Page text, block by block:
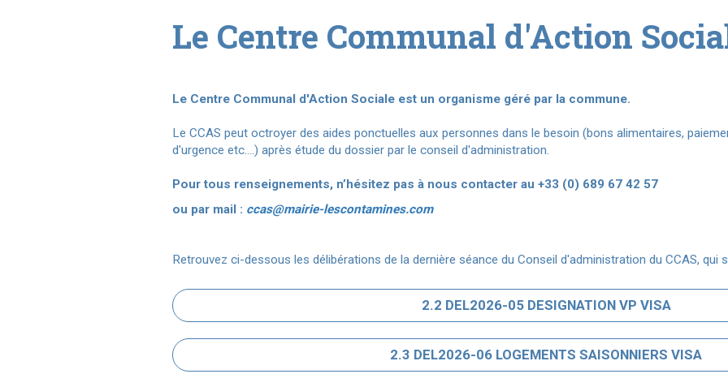
Le Centre Communal d'Action
Le Centre Communal d'Action Sociale est un organisme géré par la commune.
Le CCAS peut octroyer des aides ponctuelles aux personnes dans le besoin (bons alimentaires,
d'urgence etc.…) après étude du dossier par le conseil d'administration.
Pour tous renseignements, n’hésitez pas à nous contacter au +33 (0) 689 67 42 57
ou par mail : ccas@mairie-lescontamines.com
Retrouvez ci-dessous les délibérations de la dernière séance du Conseil d'administration du CCAS, qui
2.2 DEL2026-05 DESIGNATION VP VISA
2.3 DEL2026-06 LOGEMENTS SAISONNIERS VISA